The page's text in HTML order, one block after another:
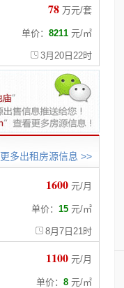
78 万元/套
单价： 8211 元/㎡
3月20日22时
更多出租房源信息 >>
1600 元/月
单价： 15 元/㎡
8月7日21时
1100 元/月
单价： 8 元/㎡